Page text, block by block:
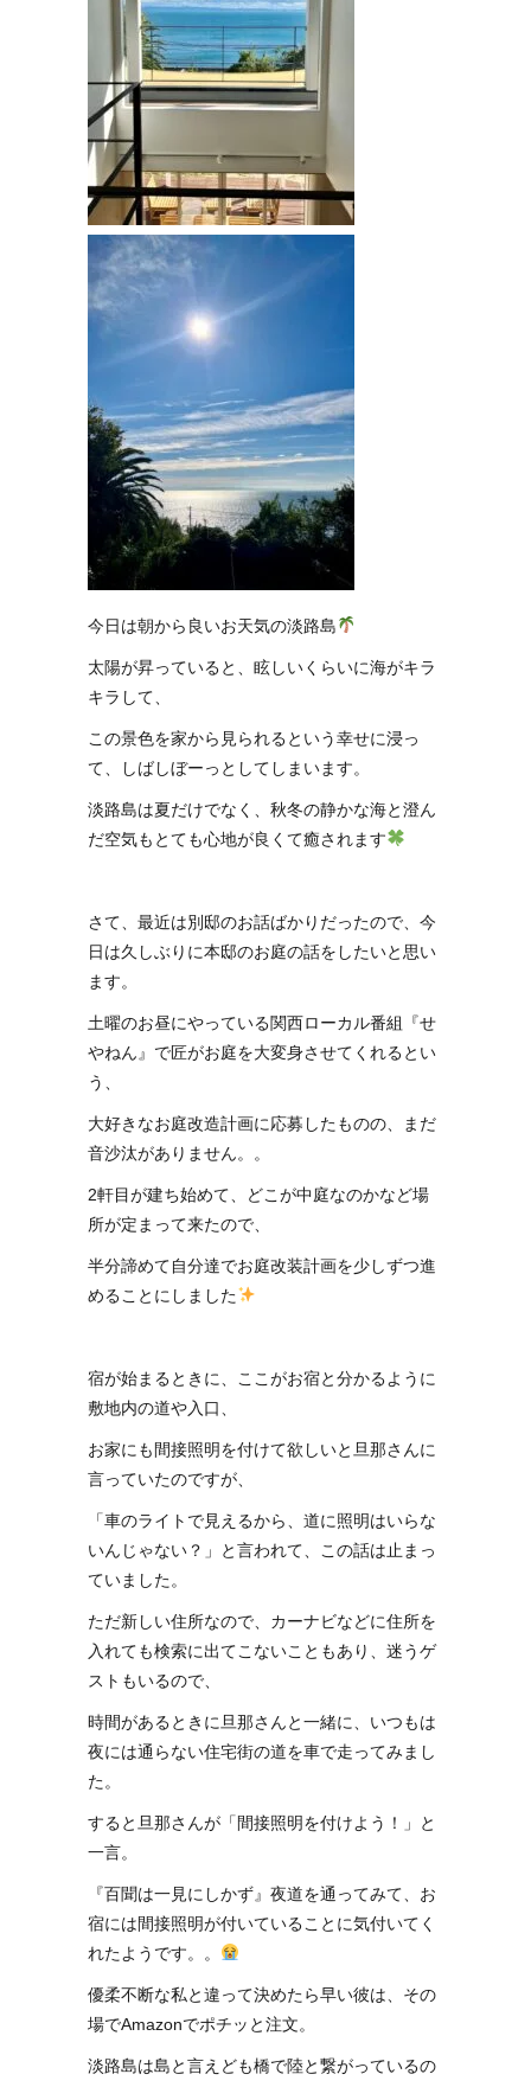
今日は朝から良いお天気の淡路島
太陽が昇っていると、眩しいくらいに海がキラ
キラして、
この景色を家から見られるという幸せに浸っ
て、しばしぼーっとしてしまいます。
淡路島は夏だけでなく、秋冬の静かな海と澄ん
だ空気もとても心地が良くて癒されます
さて、最近は別邸のお話ばかりだったので、今
日は久しぶりに本邸のお庭の話をしたいと思い
ます。
土曜のお昼にやっている関西ローカル番組『せ
やねん』で匠がお庭を大変身させてくれるとい
う、
大好きなお庭改造計画に応募したものの、まだ
音沙汰がありません。。
2軒目が建ち始めて、どこが中庭なのかなど場
所が定まって来たので、
半分諦めて自分達でお庭改装計画を少しずつ進
めることにしました
宿が始まるときに、ここがお宿と分かるように
敷地内の道や入口、
お家にも間接照明を付けて欲しいと旦那さんに
言っていたのですが、
「車のライトで見えるから、道に照明はいらな
いんじゃない？」と言われて、この話は止まっ
ていました。
ただ新しい住所なので、カーナビなどに住所を
入れても検索に出てこないこともあり、迷うゲ
ストもいるので、
時間があるときに旦那さんと一緒に、いつもは
夜には通らない住宅街の道を車で走ってみまし
た。
すると旦那さんが「間接照明を付けよう！」と
一言。
『百聞は一見にしかず』夜道を通ってみて、お
宿には間接照明が付いていることに気付いてく
れたようです。。
優柔不断な私と違って決めたら早い彼は、その
場でAmazonでポチッと注文。
淡路島は島と言えども橋で陸と繋がっているの